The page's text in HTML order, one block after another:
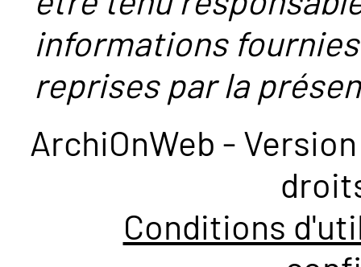
informations
reprises par la
ArchiOnWeb -
Conditions